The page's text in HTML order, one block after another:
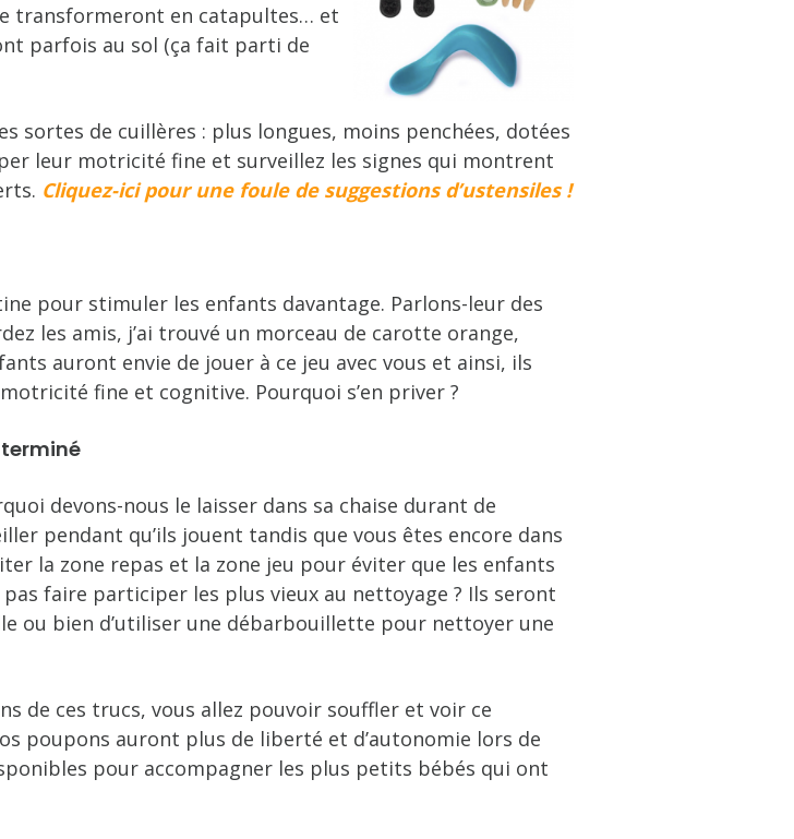
transformeront en catapultes… et
parfois au sol (ça fait parti de
sortes de cuillères : plus longues, moins penchées, dotées
leur motricité fine et surveillez les signes qui montrent
Cliquez-ici pour une foule de suggestions d’ustensiles !
pour stimuler les enfants davantage. Parlons-leur des
les amis, j’ai trouvé un morceau de carotte orange,
auront envie de jouer à ce jeu avec vous et ainsi, ils
fine et cognitive. Pourquoi s’en priver ?
terminé
devons-nous le laisser dans sa chaise durant de
pendant qu’ils jouent tandis que vous êtes encore dans
la zone repas et la zone jeu pour éviter que les enfants
faire participer les plus vieux au nettoyage ? Ils seront
ou bien d’utiliser une débarbouillette pour nettoyer une
de ces trucs, vous allez pouvoir souffler et voir ce
poupons auront plus de liberté et d’autonomie lors de
pour accompagner les plus petits bébés qui ont